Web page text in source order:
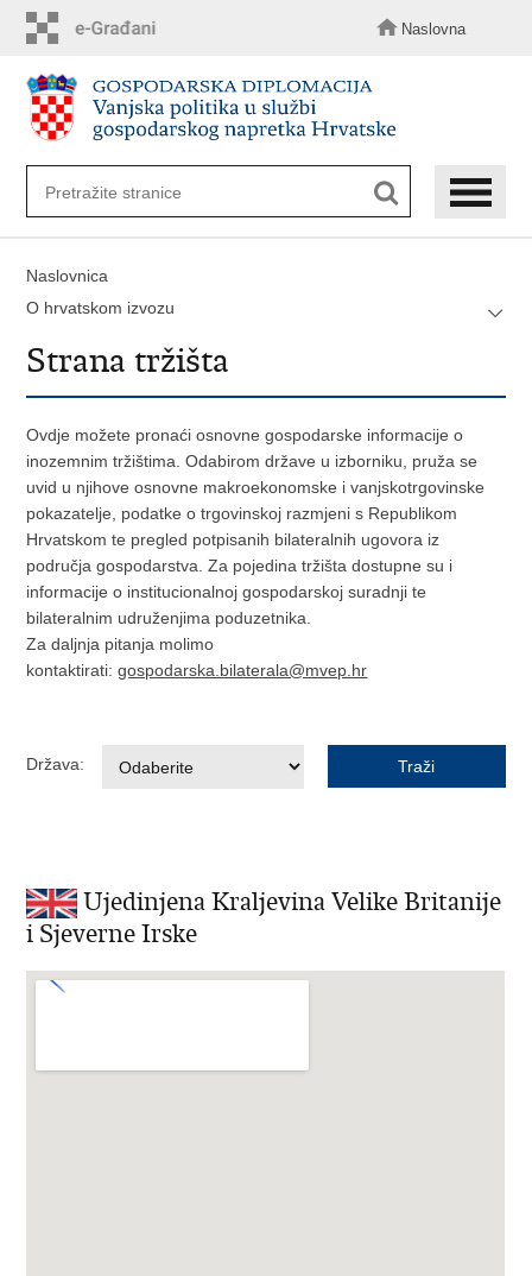
sadržaj
Naslovna
Naslovnica
O hrvatskom izvozu
Strana tržišta
Ovdje možete pronaći osnovne gospodarske informacije o
inozemnim tržištima. Odabirom države u izborniku, pruža se
uvid u njihove osnovne makroekonomske i vanjskotrgovinske
pokazatelje, podatke o trgovinskoj razmjeni s Republikom
Hrvatskom te pregled potpisanih bilateralnih ugovora iz
područja gospodarstva. Za pojedina tržišta dostupne su i
informacije o institucionalnoj gospodarskoj suradnji te
bilateralnim udruženjima poduzetnika.
Za daljnja pitanja molimo
kontaktirati:gospodarska.bilaterala@mvep.hr
Država:
Ujedinjena Kraljevina Velike Britanije
i Sjeverne Irske